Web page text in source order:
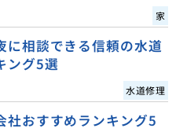
家
に相談できる信頼の水道
ング5選
水道修理
社おすすめランキング5